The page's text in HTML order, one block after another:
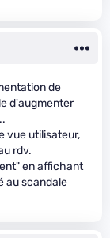
de
d'augmenter
vue utilisateur,
rdv.
en affichant
au scandale